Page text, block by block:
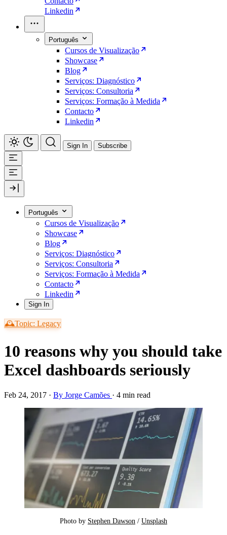
Linkedin
Português
Cursos de Visualização
Showcase
Blog
Serviços: Diagnóstico
Serviços: Consultoria
Serviços: Formação à Medida
Contacto
Linkedin
Sign In Subscribe
Português
Cursos de Visualização
Showcase
Blog
Serviços: Diagnóstico
Serviços: Consultoria
Serviços: Formação à Medida
Contacto
Linkedin
Sign In
🕰️Topic: Legacy
10 reasons why you should take
Excel dashboards seriously
Feb 24, 2017 · By Jorge Camões · 4 min read
Photo by Stephen Dawson / Unsplash